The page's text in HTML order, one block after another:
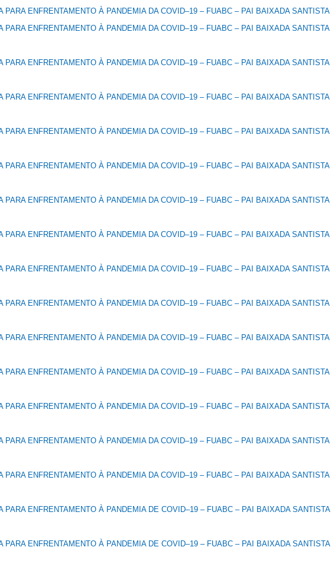
ENFRENTAMENTO À PANDEMIA DA COVID–19 – FUABC – PAI BAIXADA SANTISTA
ENFRENTAMENTO À PANDEMIA DA COVID–19 – FUABC – PAI BAIXADA SANTISTA
ENFRENTAMENTO À PANDEMIA DA COVID–19 – FUABC – PAI BAIXADA SANTISTA
ENFRENTAMENTO À PANDEMIA DA COVID–19 – FUABC – PAI BAIXADA SANTISTA
ENFRENTAMENTO À PANDEMIA DA COVID–19 – FUABC – PAI BAIXADA SANTISTA
ENFRENTAMENTO À PANDEMIA DA COVID–19 – FUABC – PAI BAIXADA SANTISTA
ENFRENTAMENTO À PANDEMIA DA COVID–19 – FUABC – PAI BAIXADA SANTISTA
ENFRENTAMENTO À PANDEMIA DA COVID–19 – FUABC – PAI BAIXADA SANTISTA
ENFRENTAMENTO À PANDEMIA DA COVID–19 – FUABC – PAI BAIXADA SANTISTA
ENFRENTAMENTO À PANDEMIA DA COVID–19 – FUABC – PAI BAIXADA SANTISTA
ENFRENTAMENTO À PANDEMIA DA COVID–19 – FUABC – PAI BAIXADA SANTISTA
ENFRENTAMENTO À PANDEMIA DA COVID–19 – FUABC – PAI BAIXADA SANTISTA
ENFRENTAMENTO À PANDEMIA DA COVID–19 – FUABC – PAI BAIXADA SANTISTA
PARA ENFRENTAMENTO À PANDEMIA DA COVID–19 – FUABC – PAI BAIXADA SANTISTA
ENFRENTAMENTO À PANDEMIA DA COVID–19 – FUABC – PAI BAIXADA SANTISTA
ENFRENTAMENTO À PANDEMIA DE COVID–19 – FUABC – PAI BAIXADA SANTISTA
ENFRENTAMENTO À PANDEMIA DE COVID–19 – FUABC – PAI BAIXADA SANTISTA